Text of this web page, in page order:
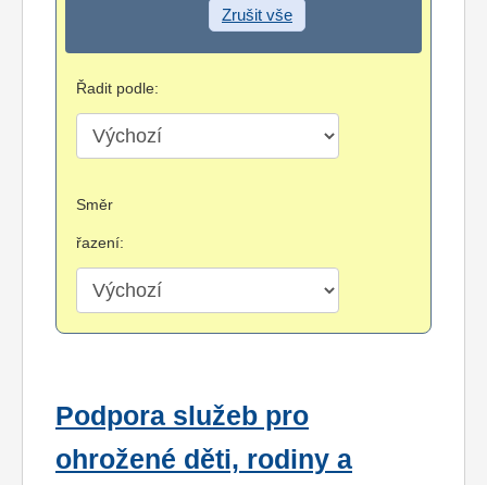
Zrušit vše
Řadit podle:
Směr
řazení:
Podpora služeb pro
ohrožené děti, rodiny a